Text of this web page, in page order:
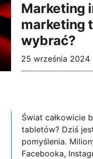
Marketing
marketing
wybrać?
25 września 2024
Świat całkowicie
tabletów? Dziś
pomyślenia.
Facebooka,